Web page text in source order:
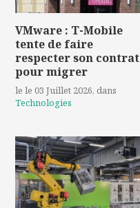
VMware : T-Mobile
tente de faire
respecter son contrat
pour migrer
le le 03 Juillet 2026, dans
Technologies